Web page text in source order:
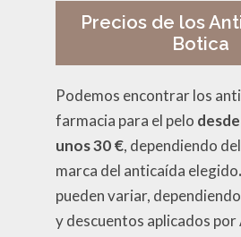
Precios de los
Botica
Podemos encontrar los
farmacia para el pelo
unos 30 €, dependiendo
marca del anticaída elegido.
pueden variar,
y descuentos aplicados por